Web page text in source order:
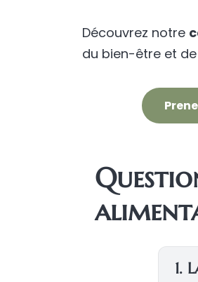
Découvrez notre
du bien-être et de
1.